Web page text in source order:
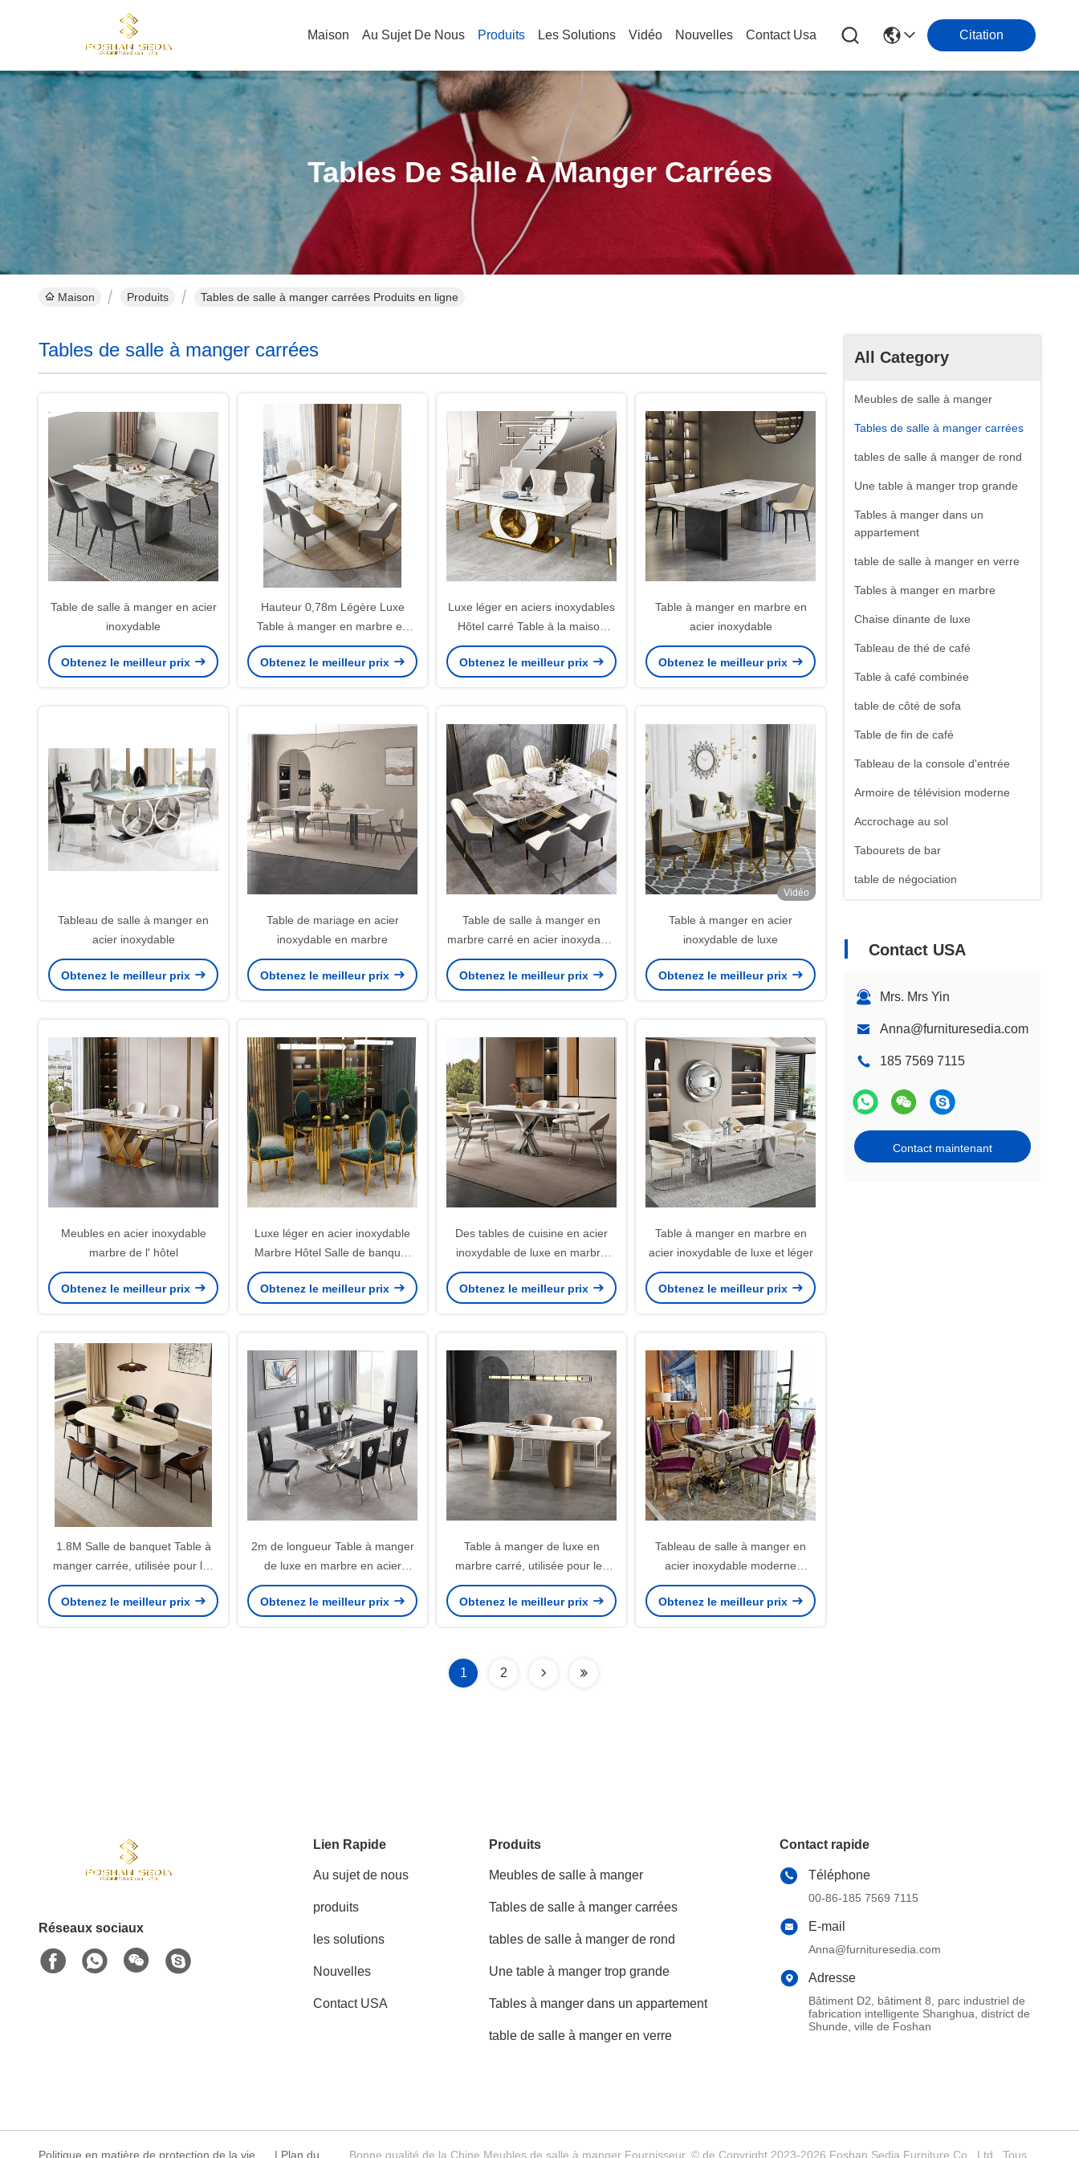
Maison Au Sujet De Nous Produits Les Solutions Vidéo Nouvelles Contact Usa Citation
Tables De Salle À Manger Carrées
Maison Produits Tables de salle à manger carrées Produits en ligne
All Category
Meubles de salle à manger
Tables de salle à manger carrées
tables de salle à manger de rond
Une table à manger trop grande
Tables à manger dans un
appartement
table de salle à manger en verre
Tables à manger en marbre
Chaise dinante de luxe
Tableau de thé de café
Table à café combinée
table de côté de sofa
Table de fin de café
Tableau de la console d'entrée
Armoire de télévision moderne
Accrochage au sol
Tabourets de bar
table de négociation
Contact USA
Mrs. Mrs Yin
Anna@furnituresedia.com
185 7569 7115
Contact maintenant
Tables de salle à manger carrées
Table de salle à manger en acier
inoxydable
Obtenez le meilleur prix
Hauteur 0,78m Légère Luxe
Table à manger en marbre en
acier inoxydable pour six
Obtenez le meilleur prix
Luxe léger en aciers inoxydables
Hôtel carré Table à la maison
SEDIA Meubles
Obtenez le meilleur prix
Table à manger en marbre en
acier inoxydable
Obtenez le meilleur prix
Tableau de salle à manger en
acier inoxydable
Obtenez le meilleur prix
Table de mariage en acier
inoxydable en marbre
Obtenez le meilleur prix
Table de salle à manger en
marbre carré en acier inoxydable
H 0,78 M
Obtenez le meilleur prix
Vidéo
Table à manger en acier
inoxydable de luxe
Obtenez le meilleur prix
Meubles en acier inoxydable
marbre de l' hôtel
Obtenez le meilleur prix
Luxe léger en acier inoxydable
Marbre Hôtel Salle de banquet
Table à manger
Obtenez le meilleur prix
Des tables de cuisine en acier
inoxydable de luxe en marbre
carré Longueur 1,8 m
Obtenez le meilleur prix
Table à manger en marbre en
acier inoxydable de luxe et léger
Obtenez le meilleur prix
1.8M Salle de banquet Table à
manger carrée, utilisée pour les
banquets de villa
Obtenez le meilleur prix
2m de longueur Table à manger
de luxe en marbre en acier
inoxydable
Obtenez le meilleur prix
Table à manger de luxe en
marbre carré, utilisée pour les
invitations de mariage
Obtenez le meilleur prix
Tableau de salle à manger en
acier inoxydable moderne
minimaliste
Obtenez le meilleur prix
1 2
Réseaux sociaux
Lien Rapide
Au sujet de nous
produits
les solutions
Nouvelles
Contact USA
Produits
Meubles de salle à manger
Tables de salle à manger carrées
tables de salle à manger de rond
Une table à manger trop grande
Tables à manger dans un appartement
table de salle à manger en verre
Contact rapide
Téléphone
00-86-185 7569 7115
E-mail
Anna@furnituresedia.com
Adresse
Bâtiment D2, bâtiment 8, parc industriel de
fabrication intelligente Shanghua, district de
Shunde, ville de Foshan
Politique en matière de protection de la vie | Plan du Bonne qualité de la Chine Meubles de salle à manger Fournisseur. © de Copyright 2023-2026 Foshan Sedia Furniture Co., Ltd . Tous